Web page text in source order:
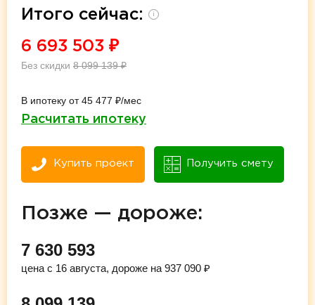
Итого сейчас: i
6 693 503 ₽
Без скидки 8 099 139₽
В ипотеку от 45 477 ₽/мес
Расчитать ипотеку
Купить проект Получить смету
Позже — дороже:
7 630 593
цена с 16 августа, дороже на 937 090 ₽